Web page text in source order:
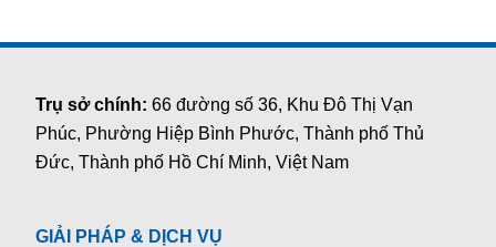
Trụ sở chính:66 đường số 36, Khu Đô Thị Vạn
Phúc, Phường Hiệp Bình Phước, Thành phố Thủ
Đức, Thành phố Hồ Chí Minh, Việt Nam
GIẢI PHÁP & DỊCH VỤ